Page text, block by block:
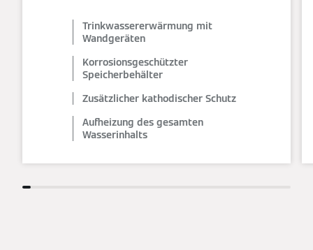
Trinkwassererwärmung mit
Wandgeräten
Korrosionsgeschützter
Speicherbehälter
Zusätzlicher kathodischer Schutz
Aufheizung des gesamten
Wasserinhalts